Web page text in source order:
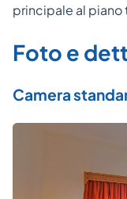
principale al piano
Foto e
Camera